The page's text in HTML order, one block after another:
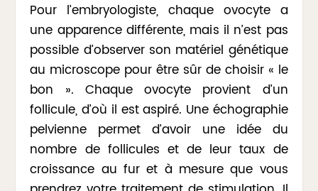
Pour l’embryologiste, chaque ovocyte a
une apparence différente, mais il n’est pas
possible d’observer son matériel génétique
au microscope pour être sûr de choisir « le
bon ». Chaque ovocyte provient d’un
follicule, d’où il est aspiré. Une échographie
pelvienne permet d’avoir une idée du
nombre de follicules et de leur taux de
croissance au fur et à mesure que vous